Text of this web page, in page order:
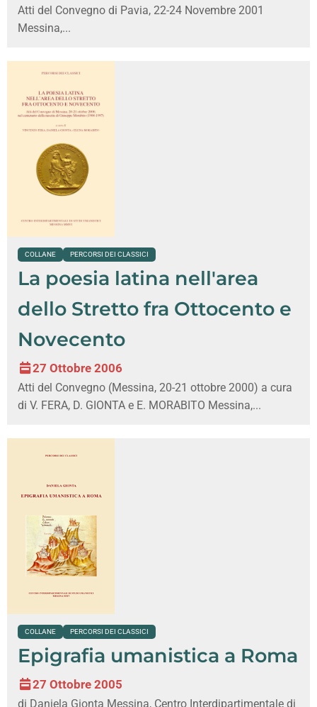
Atti del Convegno di Pavia, 22-24 Novembre 2001
Messina,...
COLLANE PERCORSI DEI CLASSICI
La poesia latina nell'area
dello Stretto fra Ottocento e
Novecento
27 Ottobre 2006
Atti del Convegno (Messina, 20-21 ottobre 2000) a cura
di V. FERA, D. GIONTA e E. MORABITO Messina,...
COLLANE PERCORSI DEI CLASSICI
Epigrafia umanistica a Roma
27 Ottobre 2005
di Daniela Gionta Messina, Centro Interdipartimentale di